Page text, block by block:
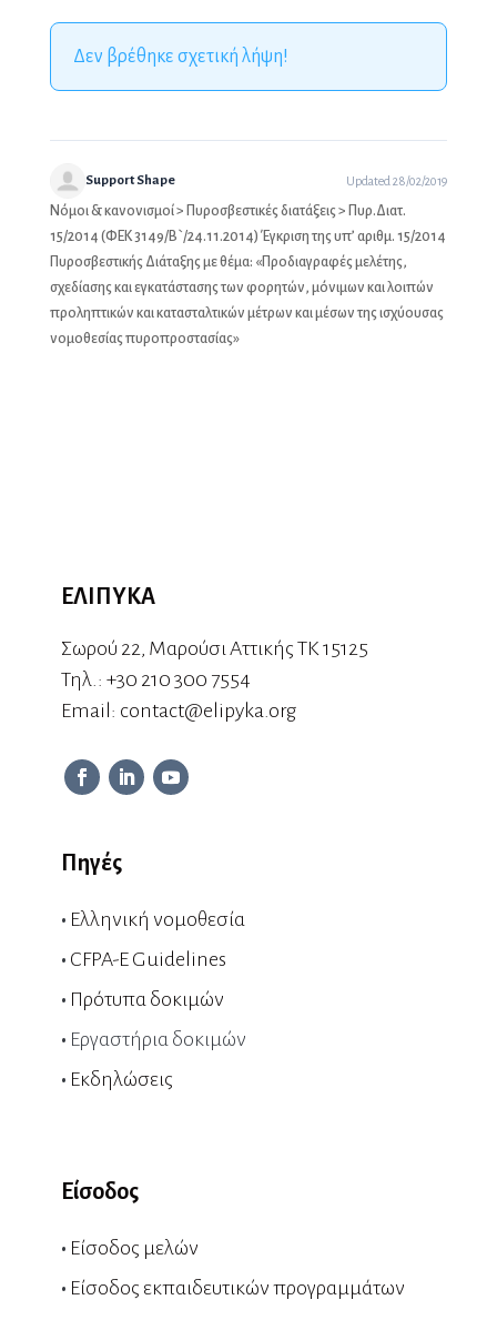
Δεν βρέθηκε σχετική λήψη!
Support Shape Updated 28/02/2019
Νόμοι & κανονισμοί> Πυροσβεστικές διατάξεις> Πυρ.Διατ.
15/2014 (ΦΕΚ 3149/Β`/24.11.2014) Έγκριση της υπ’ αριθμ. 15/2014
Πυροσβεστικής Διάταξης με θέμα: «Προδιαγραφές μελέτης,
σχεδίασης και εγκατάστασης των φορητών, μόνιμων και λοιπών
προληπτικών και κατασταλτικών μέτρων και μέσων της ισχύουσας
νομοθεσίας πυροπροστασίας»
ΕΛΙΠΥΚΑ
Σωρού 22, Μαρούσι Αττικής ΤΚ 15125
Τηλ.: +30 210 300 7554
Εmail: contact@elipyka.org
Πηγές
• Ελληνική νομοθεσία
• CFPA-E Guidelines
• Πρότυπα δοκιμών
• Εργαστήρια δοκιμών
• Εκδηλώσεις
Είσοδος
• Είσοδος μελών
• Είσοδος εκπαιδευτικών προγραμμάτων